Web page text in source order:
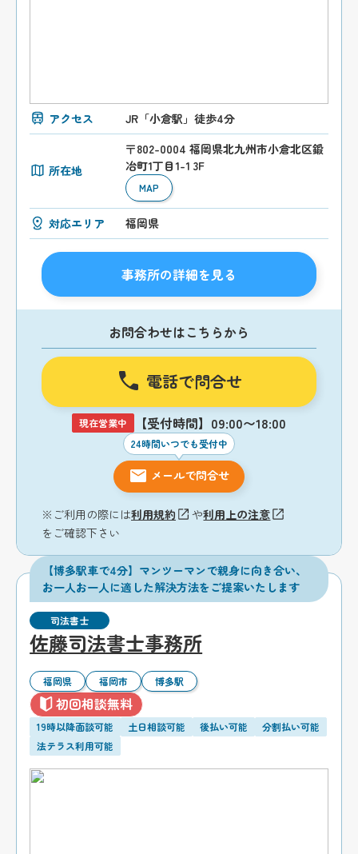
アクセス JR「小倉駅」徒歩4分
所在地
〒802-0004 福岡県北九州市小倉北区鍛
冶町1丁目1-1 3F
MAP
対応エリア 福岡県
事務所の詳細を見る
お問合わせはこちらから
電話で問合せ
現在営業中 【受付時間】09:00〜18:00
24時間いつでも受付中
メールで問合せ
※ご利用の際には利用規約 や利用上の注意
をご確認下さい
【博多駅車で4分】マンツーマンで親身に向き合い、
お一人お一人に適した解決方法をご提案いたします
司法書士
佐藤司法書士事務所
福岡県 福岡市 博多駅
初回相談無料
19時以降面談可能 土日相談可能 後払い可能
分割払い可能
法テラス利用可能